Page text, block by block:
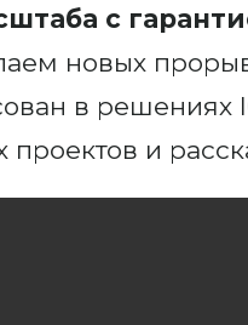
с
новых
в
и